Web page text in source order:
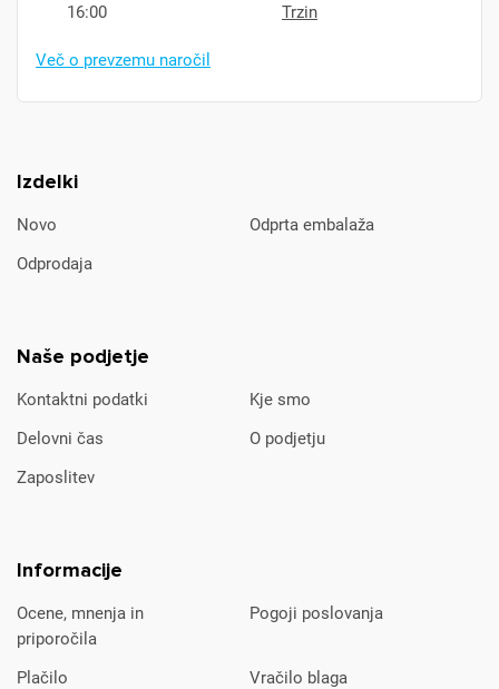
Izdelki
Novo
Odprta embalaža
Odprodaja
Naše podjetje
Kontaktni podatki
Kje smo
Delovni čas
O podjetju
Zaposlitev
Informacije
Ocene, mnenja in
priporočila
Pogoji poslovanja
Plačilo
Vračilo blaga
16:00
Trzin
Več o prevzemu naročil